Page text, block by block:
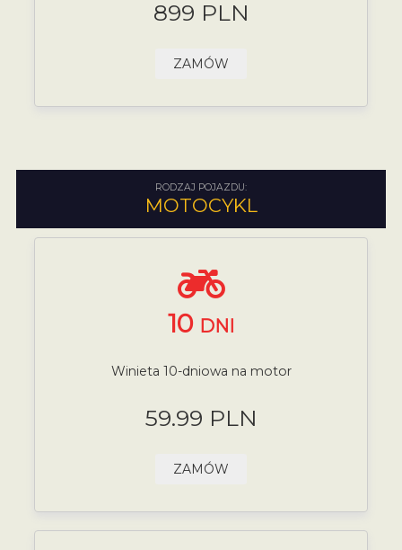
899 PLN
ZAMÓW
RODZAJ POJAZDU:
MOTOCYKL
10 DNI
Winieta 10-dniowa na motor
59.99 PLN
ZAMÓW